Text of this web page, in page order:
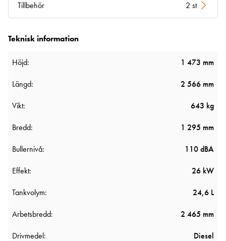
Tillbehör 2 st
Teknisk information
Höjd: 1 473 mm
Längd: 2 566 mm
Vikt: 643 kg
Bredd: 1 295 mm
Bullernivå: 110 dBA
Effekt: 26 kW
Tankvolym: 24,6 L
Arbetsbredd: 2 465 mm
Drivmedel: Diesel